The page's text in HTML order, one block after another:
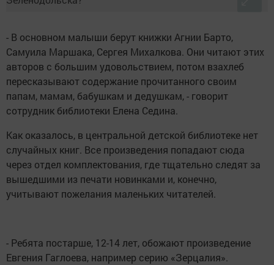
- В основном малыши берут книжки Агнии Барто,
Самуила Маршака, Сергея Михалкова. Они читают этих
авторов с большим удовольствием, потом взахлеб
пересказывают содержание прочитанного своим
папам, мамам, бабушкам и дедушкам, - говорит
сотрудник библиотеки Елена Седина.
Как оказалось, в центральной детской библиотеке нет
случайных книг. Все произведения попадают сюда
через отдел комплектования, где тщательно следят за
вышедшими из печати новинками и, конечно,
учитывают пожелания маленьких читателей.
- Ребята постарше, 12-14 лет, обожают произведение
Евгения Гаглоева, например серию «Зерцалия».